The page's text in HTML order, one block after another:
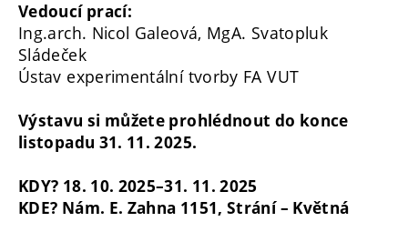
Vedoucí prací:
Ing.arch. Nicol Galeová, MgA. Svatopluk
Sládeček
Ústav experimentální tvorby FA VUT
Výstavu si můžete prohlédnout do konce
listopadu 31. 11. 2025.
KDY? 18. 10. 2025–31. 11. 2025
KDE? Nám. E. Zahna 1151, Strání – Květná